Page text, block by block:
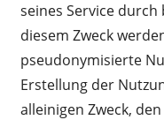
seines Service
diesem Zweck
pseudonymisierte
Erstellung der
alleinigen Zweck,